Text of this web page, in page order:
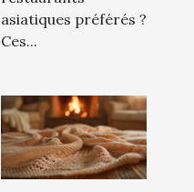
asiatiques préférés ?
Ces...